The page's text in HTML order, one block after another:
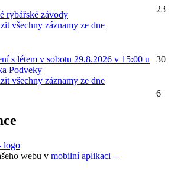
rybářské závody
všechny záznamy ze dne
23
s létem v sobotu 29.8.2026 v 15:00 u
Podveky
všechny záznamy ze dne
30
6
webu v mobilní aplikaci –